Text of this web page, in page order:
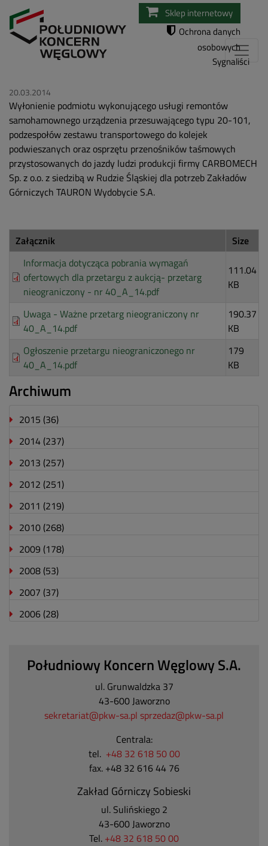
Przejdź
do
Sklep internetowy
Ochrona danych
osobowych
Sygnaliści
20.03.2014
Wyłonienie podmiotu wykonującego usługi remontów
samohamownego urządzenia przesuwającego typu 20-101,
podzespołów zestawu transportowego do kolejek
podwieszanych oraz osprzętu przenośników taśmowych
przystosowanych do jazdy ludzi produkcji firmy CARBOMECH
Sp. z o.o. z siedzibą w Rudzie Śląskiej dla potrzeb Zakładów
Górniczych TAURON Wydobycie S.A.
Załącznik
Size
Informacja dotycząca pobrania wymagań
ofertowych dla przetargu z aukcją- przetarg
nieograniczony - nr 40_A_14.pdf
111.04
KB
Uwaga - Ważne przetarg nieograniczony nr
40_A_14.pdf
190.37
KB
Ogłoszenie przetargu nieograniczonego nr
40_A_14.pdf
179
KB
Archiwum
2015 (36)
2014 (237)
2013 (257)
2012 (251)
2011 (219)
2010 (268)
2009 (178)
2008 (53)
2007 (37)
2006 (28)
Południowy Koncern Węglowy S.A.
ul. Grunwaldzka 37
43-600 Jaworzno
sekretariat@pkw-sa.pl sprzedaz@pkw-sa.pl
Centrala:
tel. +48 32 618 50 00
fax. +48 32 616 44 76
Zakład Górniczy Sobieski
ul. Sulińskiego 2
43-600 Jaworzno
Tel. +48 32 618 50 00